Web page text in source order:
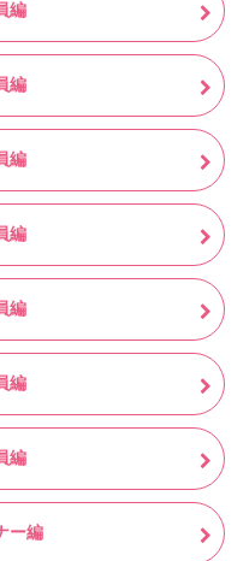
編
編
編
編
編
編
編
ー編